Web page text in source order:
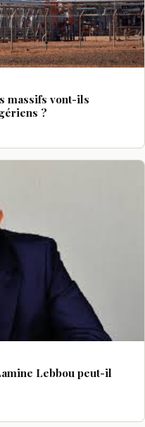
massifs vont-ils
?
Lebbou peut-il